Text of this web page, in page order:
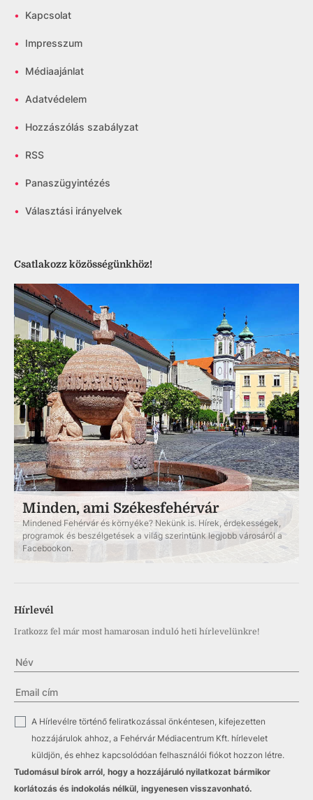
• Kapcsolat
• Impresszum
• Médiaajánlat
• Adatvédelem
• Hozzászólás szabályzat
• RSS
• Panaszügyintézés
• Választási irányelvek
Csatlakozz közösségünkhöz!
Minden, ami Székesfehérvár
Mindened Fehérvár és környéke? Nekünk is. Hírek, érdekességek,
programok és beszélgetések a világ szerintünk legjobb városáról a
Facebookon.
Hírlevél
Iratkozz fel már most hamarosan induló heti hírlevelünkre!
A Hírlevélre történő feliratkozással önkéntesen, kifejezetten
hozzájárulok ahhoz, a Fehérvár Médiacentrum Kft. hírlevelet
küldjön, és ehhez kapcsolódóan felhasználói fiókot hozzon létre.
Tudomásul bírok arról, hogy a hozzájáruló nyilatkozat bármikor
korlátozás és indokolás nélkül, ingyenesen visszavonható.